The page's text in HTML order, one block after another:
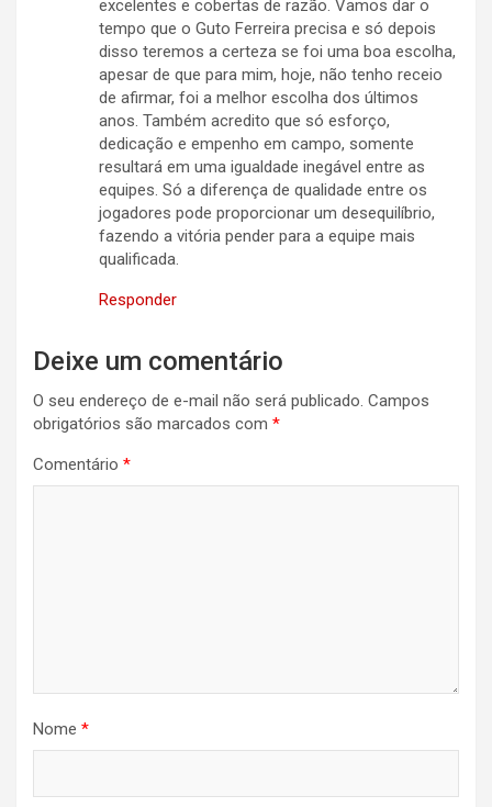
excelentes e cobertas de razão. Vamos dar o
tempo que o Guto Ferreira precisa e só depois
disso teremos a certeza se foi uma boa escolha,
apesar de que para mim, hoje, não tenho receio
de afirmar, foi a melhor escolha dos últimos
anos. Também acredito que só esforço,
dedicação e empenho em campo, somente
resultará em uma igualdade inegável entre as
equipes. Só a diferença de qualidade entre os
jogadores pode proporcionar um desequilíbrio,
fazendo a vitória pender para a equipe mais
qualificada.
Responder
Deixe um comentário
O seu endereço de e-mail não será publicado. Campos
obrigatórios são marcados com *
Comentário *
Nome *